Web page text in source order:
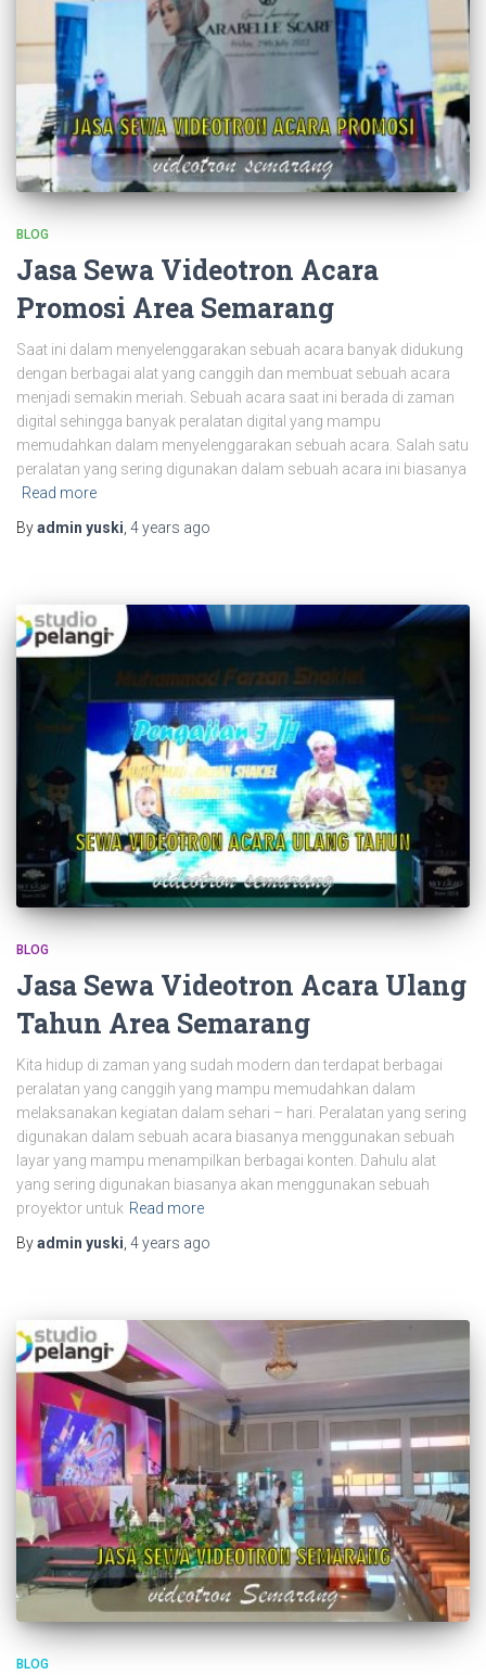
BLOG
Jasa Sewa Videotron Acara
Promosi Area Semarang
Saat ini dalam menyelenggarakan sebuah acara banyak didukung
dengan berbagai alat yang canggih dan membuat sebuah acara
menjadi semakin meriah. Sebuah acara saat ini berada di zaman
digital sehingga banyak peralatan digital yang mampu
memudahkan dalam menyelenggarakan sebuah acara. Salah satu
peralatan yang sering digunakan dalam sebuah acara ini biasanya
Read more
Byadmin yuski 4 years ago
BLOG
Jasa Sewa Videotron Acara Ulang
Tahun Area Semarang
Kita hidup di zaman yang sudah modern dan terdapat berbagai
peralatan yang canggih yang mampu memudahkan dalam
melaksanakan kegiatan dalam sehari – hari. Peralatan yang sering
digunakan dalam sebuah acara biasanya menggunakan sebuah
layar yang mampu menampilkan berbagai konten. Dahulu alat
yang sering digunakan biasanya akan menggunakan sebuah
proyektor untuk Read more
Byadmin yuski 4 years ago
BLOG